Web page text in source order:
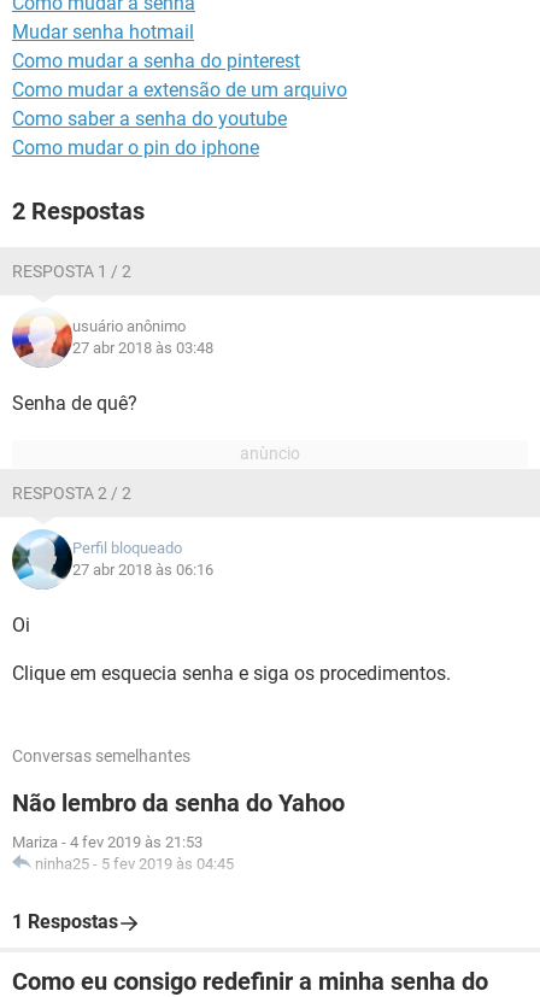
GUIA DE COMPRAS
Mudar senha hotmail
Como mudar a senha do pinterest
Como mudar a extensão de um arquivo
Como saber a senha do youtube
Como mudar o pin do iphone
2 Respostas
RESPOSTA 1 / 2
usuário anônimo
27 abr 2018 às 03:48
Senha de quê?
RESPOSTA 2 / 2
Perfil bloqueado
27 abr 2018 às 06:16
Oi
Clique em esquecia senha e siga os procedimentos.
Conversas semelhantes
Não lembro da senha do Yahoo
Mariza - 4 fev 2019 às 21:53
ninha25 - 5 fev 2019 às 04:45
1 Respostas
Como eu consigo redefinir a minha senha do